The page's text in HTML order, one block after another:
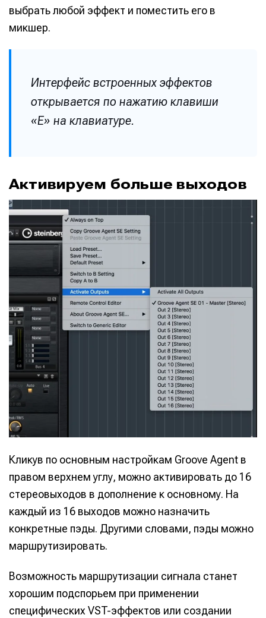
выбрать любой эффект и поместить его в
микшер.
Интерфейс встроенных эффектов
открывается по нажатию клавиши
«E» на клавиатуре.
Активируем больше выходов
Кликув по основным настройкам Groove Agent в
правом верхнем углу, можно активировать до 16
стереовыходов в дополнение к основному. На
каждый из 16 выходов можно назначить
конкретные пэды. Другими словами, пэды можно
маршрутизировать.
Возможность маршрутизации сигнала станет
хорошим подспорьем при применении
специфических VST-эффектов или создании